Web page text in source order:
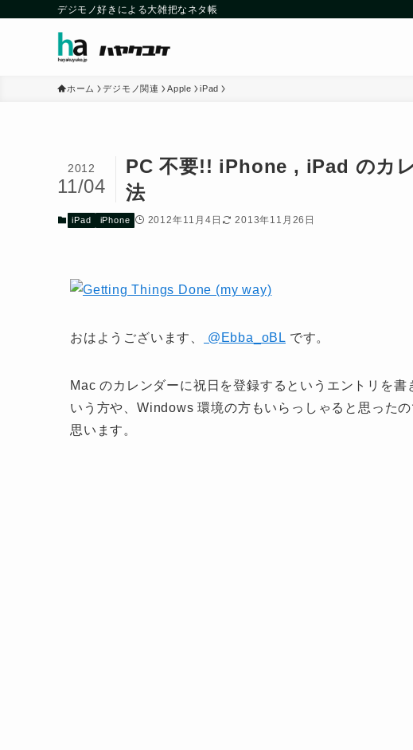
デジモノ好きによる大雑把なネタ帳
ホーム デジモノ関連 Apple iPad
PC 不要!! iPhone , iPad のカ
法
2012
11/04
iPad iPhone 2012年11月4日 2013年11月26日
おはようございます、 @Ebba_oBL です。
Mac のカレンダーに祝日を登録するというエントリを
いう方や、Windows 環境の方もいらっしゃると思った
思います。